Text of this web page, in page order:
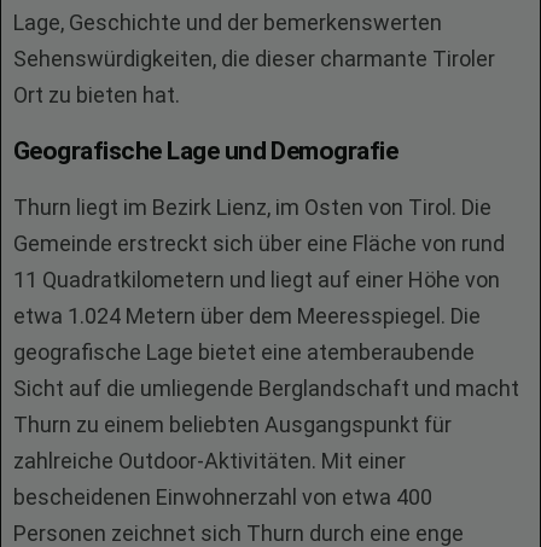
Lage, Geschichte und der bemerkenswerten
Sehenswürdigkeiten, die dieser charmante Tiroler
Ort zu bieten hat.
Geografische Lage und Demografie
Thurn liegt im Bezirk Lienz, im Osten von Tirol. Die
Gemeinde erstreckt sich über eine Fläche von rund
11 Quadratkilometern und liegt auf einer Höhe von
etwa 1.024 Metern über dem Meeresspiegel. Die
geografische Lage bietet eine atemberaubende
Sicht auf die umliegende Berglandschaft und macht
Thurn zu einem beliebten Ausgangspunkt für
zahlreiche Outdoor-Aktivitäten. Mit einer
bescheidenen Einwohnerzahl von etwa 400
Personen zeichnet sich Thurn durch eine enge